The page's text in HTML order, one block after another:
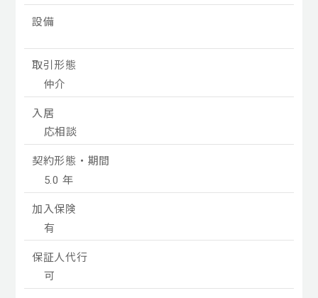
設備
取引形態
仲介
入居
応相談
契約形態・期間
5.0 年
加入保険
有
保証人代行
可